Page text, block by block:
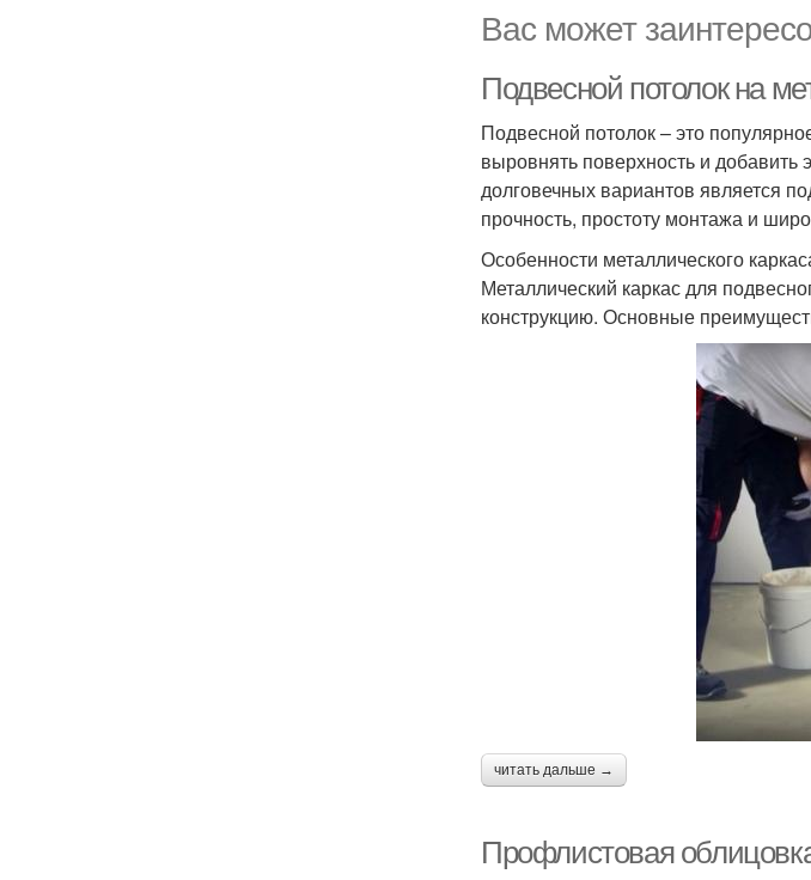
Вас может
Подвесной потолок на
Подвесной потолок – это
выровнять поверхность и добавить
долговечных вариантов является
прочность, простоту монтажа и
Особенности металлического
Металлический каркас для
конструкцию. Основные
читать дальше →
Профлистовая